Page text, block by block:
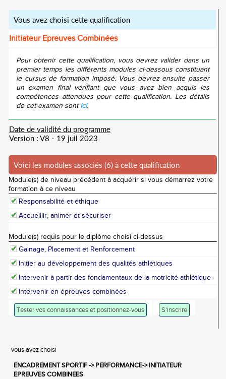
Vous avez choisi cette qualification
Initiateur Epreuves Combinées
Pour obtenir cette qualification, vous devrez valider dans un
premier temps les différents modules ci-dessous constituant
le cursus de formation imposé. Vous devrez ensuite passer
un examen final vérifiant que vous avez bien acquis les
compétences attendues pour cette qualification. Les détails
de cet examen sontici.
Date de validité du programme
Version : V8 - 19 juil 2023
Voici les modules associés (6) à cette qualification
Module(s) de niveau précédent à acquérir si vous démarrez votre
formation à ce niveau
Responsabilité et éthique
Accueillir, animer et sécuriser
Module(s) requis pour le diplôme choisi ci-dessus
Gainage, Placement et Renforcement
Initier au développement des qualités athlétiques
Intervenir à partir des fondamentaux de la motricité athlétique
Intervenir en épreuves combinées
Tester vos connaissances et positionnez-vous S'inscrire
vous avez choisi
ENCADREMENT SPORTIF -> PERFORMANCE-> INITIATEUR
EPREUVES COMBINEES